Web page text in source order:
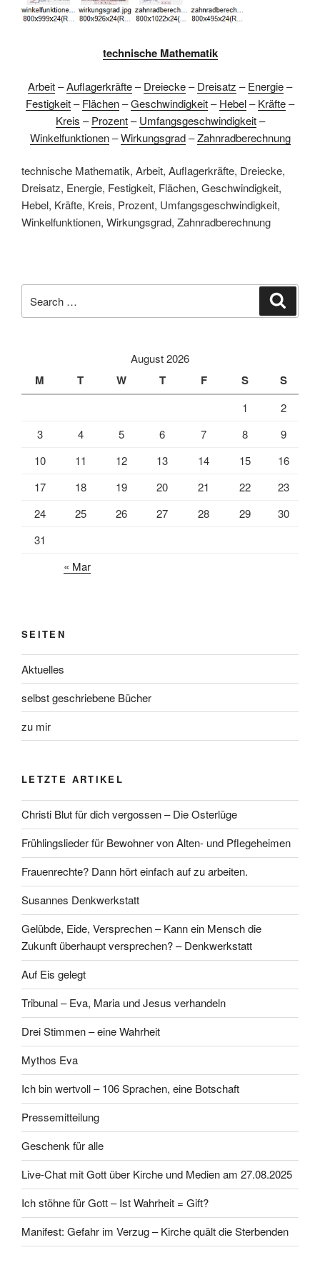
technische Mathematik
Arbeit–Auflagerkräfte–Dreiecke–Dreisatz –Energie–
Festigkeit–Flächen–Geschwindigkeit–Hebel–Kräfte–
Kreis –Prozent–Umfangsgeschwindigkeit–
Winkelfunktionen–Wirkungsgrad–Zahnradberechnung
technische Mathematik, Arbeit, Auflagerkräfte, Dreiecke,
Dreisatz, Energie, Festigkeit, Flächen, Geschwindigkeit,
Hebel, Kräfte, Kreis, Prozent, Umfangsgeschwindigkeit,
Winkelfunktionen, Wirkungsgrad, Zahnradberechnung
for:
August 2026
M T W T F S S
1
2
3
4 5 6 7 8
9
10
11 12 13 14 15
16
17
18 19 20 21 22
23
24
25 26 27 28 29
30
31
« Mar
SEITEN
Aktuelles
selbst geschriebene Bücher
zu mir
LETZTE ARTIKEL
Christi Blut für dich vergossen – Die Osterlüge
Frühlingslieder für Bewohner von Alten- und Pflegeheimen
Frauenrechte? Dann hört einfach auf zu arbeiten.
Susannes Denkwerkstatt
Gelübde, Eide, Versprechen – Kann ein Mensch die
Zukunft überhaupt versprechen? – Denkwerkstatt
Auf Eis gelegt
Tribunal – Eva, Maria und Jesus verhandeln
Drei Stimmen – eine Wahrheit
Mythos Eva
Ich bin wertvoll – 106 Sprachen, eine Botschaft
Pressemitteilung
Geschenk für alle
Live-Chat mit Gott über Kirche und Medien am 27.08.2025
Ich stöhne für Gott – Ist Wahrheit = Gift?
Manifest: Gefahr im Verzug – Kirche quält die Sterbenden